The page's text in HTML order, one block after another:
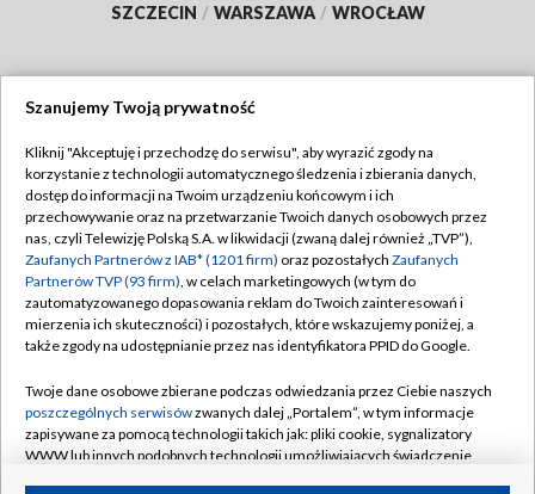
SZCZECIN / WARSZAWA / WROCŁAW
TVP
Abonament TVP
Emisja w TVP
Centrum informacji TVP
Naziemna Telewizja Cyfrowa
Rada Programowa
System NOS
Informacje o nadawcy
Regulamin TVP
Polityka prywatności
Moje zgody
Pomoc
Kontakt
Szanujemy Twoją prywatność
Kliknij "Akceptuję i przechodzę do serwisu", aby wyrazić zgody na
korzystanie z technologii automatycznego śledzenia i zbierania danych,
dostęp do informacji na Twoim urządzeniu końcowym i ich
przechowywanie oraz na przetwarzanie Twoich danych osobowych przez
nas, czyli Telewizję Polską S.A. w likwidacji (zwaną dalej również „TVP”),
Zaufanych Partnerów z IAB* (1201 firm) oraz pozostałych Zaufanych
Partnerów TVP (93 firm), w celach marketingowych (w tym do
zautomatyzowanego dopasowania reklam do Twoich zainteresowań i
mierzenia ich skuteczności) i pozostałych, które wskazujemy poniżej, a
także zgody na udostępnianie przez nas identyfikatora PPID do Google.
Twoje dane osobowe zbierane podczas odwiedzania przez Ciebie naszych
poszczególnych serwisówzwanych dalej „Portalem”, w tym informacje
zapisywane za pomocą technologii takich jak: pliki cookie, sygnalizatory
WWW lub innych podobnych technologii umożliwiających świadczenie